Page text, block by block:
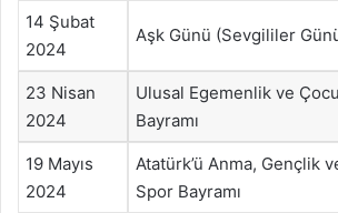
14 Şubat
2024
Aşk Günü (Sevgililer
23 Nisan
2024
Ulusal Egemenlik ve
Bayramı
19 Mayıs
2024
Atatürk’ü Anma, Gençlik
Spor Bayramı